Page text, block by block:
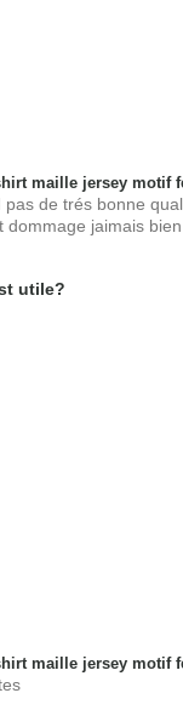
maille jersey motif
de trés bonne
dommage jaimais
utile?
maille jersey motif